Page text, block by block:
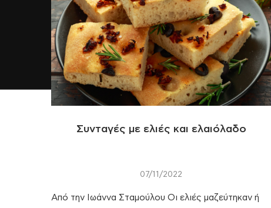
Συνταγές με ελιές και ελαιόλαδο
07/11/2022
Από την Ιωάννα Σταμούλου Οι ελιές μαζεύτηκαν ή